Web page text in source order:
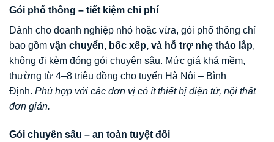
Gói phổ thông – tiết kiệm chi phí
Dành cho doanh nghiệp nhỏ hoặc vừa, gói phổ thông chỉ
bao gồm vận chuyển, bốc xếp, và hỗ trợ nhẹ tháo lắp,
không đi kèm đóng gói chuyên sâu. Mức giá khá mềm,
thường từ 4–8 triệu đồng cho tuyến Hà Nội – Bình
Định. Phù hợp với các đơn vị có ít thiết bị điện tử, nội thất
đơn giản.
Gói chuyên sâu – an toàn tuyệt đối